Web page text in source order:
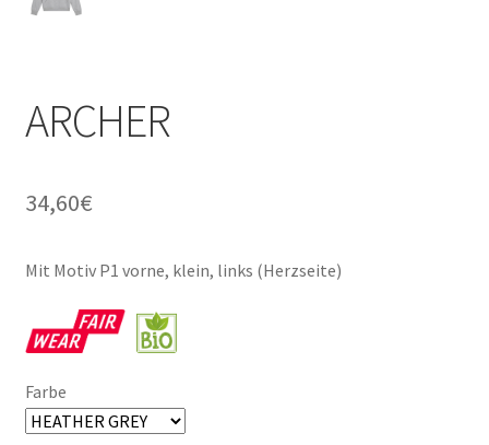
ARCHER
34,60€
Mit Motiv P1 vorne, klein, links (Herzseite)
Farbe